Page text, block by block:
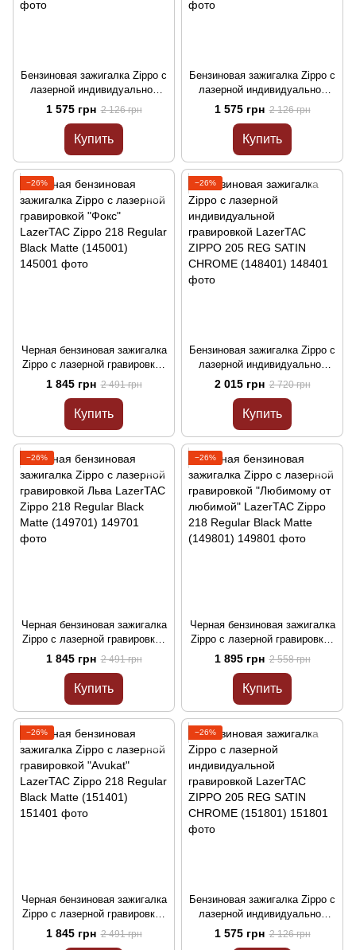
Бензиновая зажигалка Zippo с
лазерной индивидуальной
гравировкой LazerTAC ZIPPO
205 REG SATIN CHROME
(137301)
1 575 грн 2 126 грн
Купить
Бензиновая зажигалка Zippo с
лазерной индивидуальной
гравировкой LazerTAC ZIPPO
205 REG SATIN CHROME
(137401)
1 575 грн 2 126 грн
Купить
−26%
Черная бензиновая зажигалка
Zippo с лазерной гравировкой
"Фокс" LazerTAC Zippo 218
Regular Black Matte (145001)
1 845 грн 2 491 грн
Купить
−26%
Бензиновая зажигалка Zippo с
лазерной индивидуальной
гравировкой LazerTAC ZIPPO
205 REG SATIN CHROME
(148401)
2 015 грн 2 720 грн
Купить
−26%
Черная бензиновая зажигалка
Zippo с лазерной гравировкой
Льва LazerTAC Zippo 218
Regular Black Matte (149701)
1 845 грн 2 491 грн
Купить
−26%
Черная бензиновая зажигалка
Zippo с лазерной гравировкой
"Любимому от любимой"
LazerTAC Zippo 218 Regular
Black Matte (149801)
1 895 грн 2 558 грн
Купить
−26%
Черная бензиновая зажигалка
Zippo с лазерной гравировкой
"Avukat" LazerTAC Zippo 218
Regular Black Matte (151401)
1 845 грн 2 491 грн
−26%
Бензиновая зажигалка Zippo с
лазерной индивидуальной
гравировкой LazerTAC ZIPPO
205 REG SATIN CHROME
1 575 грн 2 126 грн